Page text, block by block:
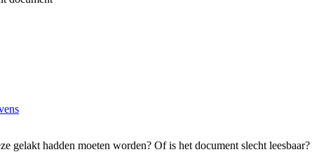
gelakt hadden moeten worden? Of is het document slecht leesbaar?